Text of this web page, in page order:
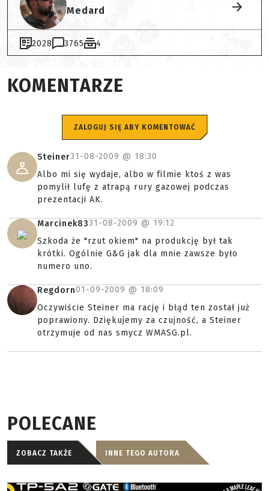
Medard
2028 3765 4
KOMENTARZE
ZALOGUJ SIĘ ABY KOMENTOWAĆ
Steiner31-08-2009 @ 18:30
Albo mi się wydaje, albo w filmie ktoś z was
pomylił lufę z atrapą rury gazowej podczas
prezentacji AK.
Marcinek8331-08-2009 @ 19:12
Szkoda że "rzut okiem" na produkcję był tak
krótki. Ogólnie G&G jak dla mnie zawsze było
numero uno.
Regdorn01-09-2009 @ 18:09
Oczywiście Steiner ma rację i błąd ten został już
poprawiony. Dziękujemy za czujność, a Steiner
otrzymuje od nas smycz WMASG.pl.
POLECANE
ZOBACZ TAKŻE INNE TEGO AUTORA